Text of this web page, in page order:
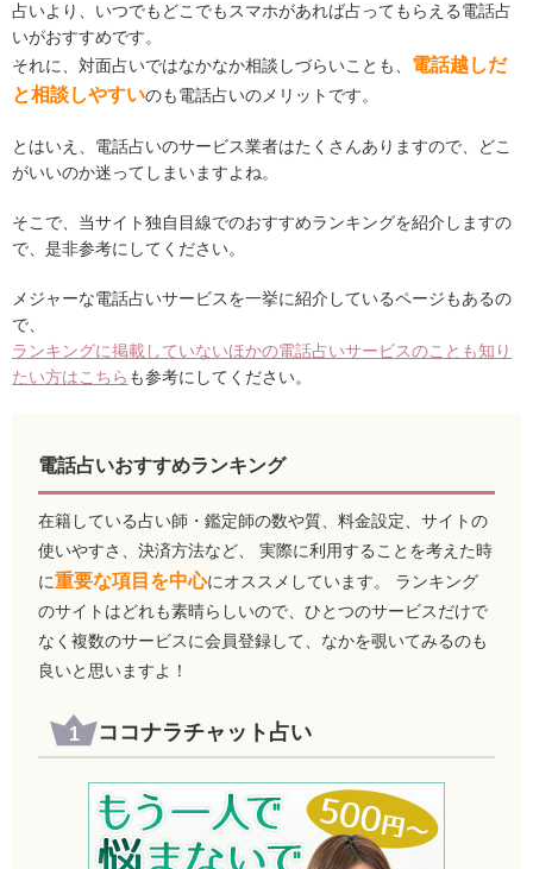
占いより、いつでもどこでもスマホがあれば占ってもらえる電話占
いがおすすめです。
それに、対面占いではなかなか相談しづらいことも、 電話越しだ
と相談しやすいのも電話占いのメリットです。
とはいえ、電話占いのサービス業者はたくさんありますので、どこ
がいいのか迷ってしまいますよね。
そこで、当サイト独自目線でのおすすめランキングを紹介しますの
で、是非参考にしてください。
メジャーな電話占いサービスを一挙に紹介しているページもあるの
で、
ランキングに掲載していないほかの電話占いサービスのことも知り
たい方はこちら も参考にしてください。
電話占いおすすめランキング
在籍している占い師・鑑定師の数や質、料金設定、サイトの
使いやすさ、決済方法など、 実際に利用することを考えた時
に重要な項目を中心にオススメしています。 ランキング
のサイトはどれも素晴らしいので、ひとつのサービスだけで
なく複数のサービスに会員登録して、なかを覗いてみるのも
良いと思いますよ！
ココナラチャット占い